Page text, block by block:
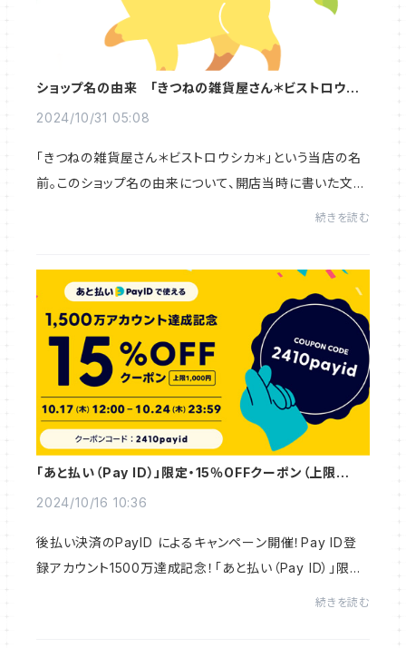
ショップ名の由来 「きつねの雑貨屋さん＊ビストロウシ
2024/10/31 05:08
「きつねの雑貨屋さん＊ビストロウシカ＊」という当店の名
前。このショップ名の由来について、開店当時に書いた文章
続きを読む
「あと払い（Pay ID）」限定・15％OFFクーポン（上限
2024/10/16 10:36
後払い決済のPayID によるキャンペーン開催！Pay ID登
録アカウント1500万達成記念！「あと払い（Pay ID）」限
続きを読む